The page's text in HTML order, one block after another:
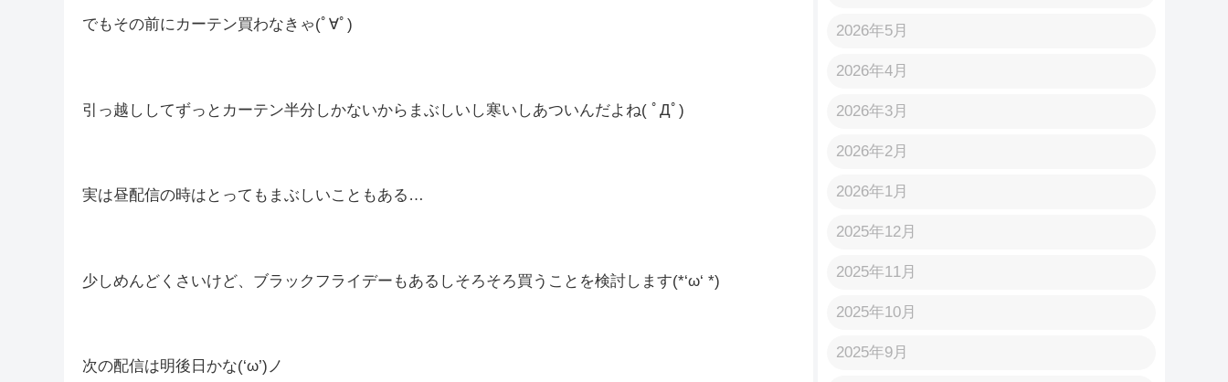
2026年5月
2026年4月
2026年3月
2026年2月
2026年1月
2025年12月
2025年11月
2025年10月
2025年9月